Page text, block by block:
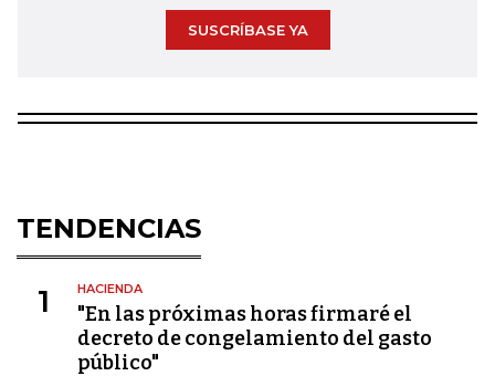
SUSCRÍBASE YA
TENDENCIAS
1 HACIENDA
"En las próximas horas firmaré el
decreto de congelamiento del gasto
público"